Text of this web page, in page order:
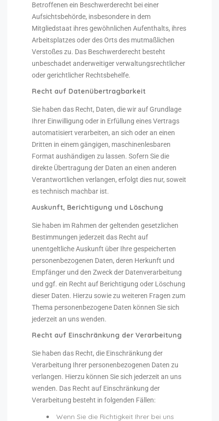
Betroffenen ein Beschwerderecht bei einer
Aufsichtsbehörde, insbesondere in dem
Mitgliedstaat ihres gewöhnlichen Aufenthalts, ihres
Arbeitsplatzes oder des Orts des mutmaßlichen
Verstoßes zu. Das Beschwerderecht besteht
unbeschadet anderweitiger verwaltungsrechtlicher
oder gerichtlicher Rechtsbehelfe.
Recht auf Daten­übertrag­barkeit
Sie haben das Recht, Daten, die wir auf Grundlage
Ihrer Einwilligung oder in Erfüllung eines Vertrags
automatisiert verarbeiten, an sich oder an einen
Dritten in einem gängigen, maschinenlesbaren
Format aushändigen zu lassen. Sofern Sie die
direkte Übertragung der Daten an einen anderen
Verantwortlichen verlangen, erfolgt dies nur, soweit
es technisch machbar ist.
Auskunft, Berichtigung und Löschung
Sie haben im Rahmen der geltenden gesetzlichen
Bestimmungen jederzeit das Recht auf
unentgeltliche Auskunft über Ihre gespeicherten
personenbezogenen Daten, deren Herkunft und
Empfänger und den Zweck der Datenverarbeitung
und ggf. ein Recht auf Berichtigung oder Löschung
dieser Daten. Hierzu sowie zu weiteren Fragen zum
Thema personenbezogene Daten können Sie sich
jederzeit an uns wenden.
Recht auf Einschränkung der Verarbeitung
Sie haben das Recht, die Einschränkung der
Verarbeitung Ihrer personenbezogenen Daten zu
verlangen. Hierzu können Sie sich jederzeit an uns
wenden. Das Recht auf Einschränkung der
Verarbeitung besteht in folgenden Fällen:
Wenn Sie die Richtigkeit Ihrer bei uns